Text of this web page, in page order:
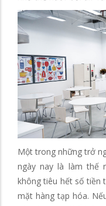
Một trong những trở
ngày nay là làm thế
không tiêu hết số tiền
mặt hàng tạp hóa.